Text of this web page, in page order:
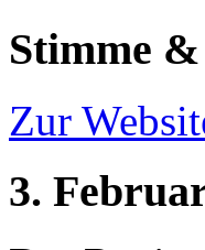
Stimme &
Zur
3.